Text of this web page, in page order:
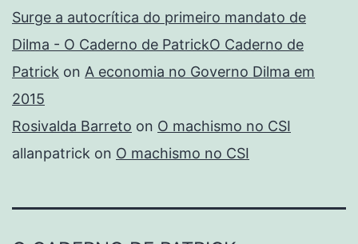
Surge a autocrítica do primeiro mandato de
Dilma - O Caderno de PatrickO Caderno de
Patrick on A economia no Governo Dilma em
2015
Rosivalda Barreto on O machismo no CSI
allanpatrick on O machismo no CSI